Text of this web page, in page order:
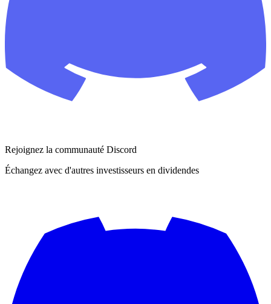
Rejoignez la communauté Discord
Échangez avec d'autres investisseurs en dividendes